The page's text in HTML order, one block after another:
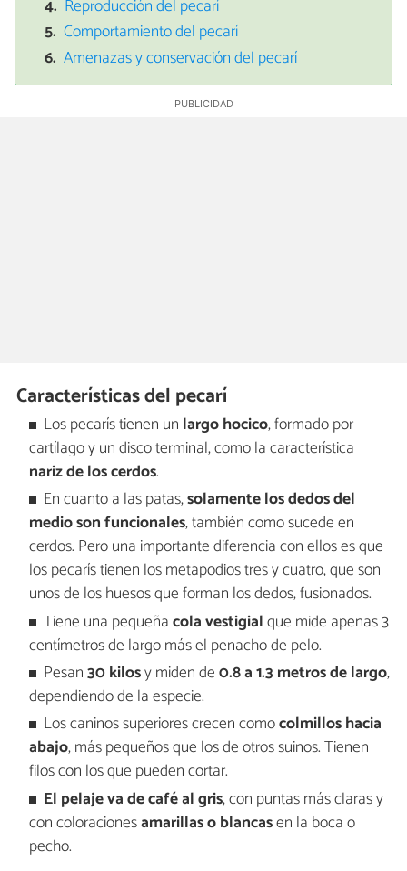
Reproducción del pecarí
Comportamiento del pecarí
Amenazas y conservación del pecarí
Características del pecarí
Los pecarís tienen un largo hocico, formado por
cartílago y un disco terminal, como la característica
nariz de los cerdos.
En cuanto a las patas,solamente los dedos del
medio son funcionales, también como sucede en
cerdos. Pero una importante diferencia con ellos es que
los pecarís tienen los metapodios tres y cuatro, que son
unos de los huesos que forman los dedos, fusionados.
Tiene una pequeñacola vestigialque mide apenas 3
centímetros de largo más el penacho de pelo.
Pesan30 kilosy miden de0.8 a 1.3 metros de largo,
dependiendo de la especie.
Los caninos superiores crecen comocolmillos hacia
abajo, más pequeños que los de otros suinos. Tienen
filos con los que pueden cortar.
El pelaje va de café al gris, con puntas más claras y
con coloracionesamarillas o blancasen la boca o
pecho.